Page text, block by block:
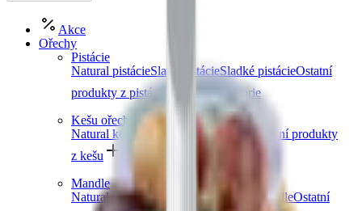
Akce
Ořechy
Pistácie
Natural pistácieSlané pistácieSladké pistácieOstatní
produkty z pistácií
Další kategorie
Kešu ořechy
Natural kešu
Sladké kešu
Ostatní produkty
z kešu
Další kategorie
Mandle
Natural mandleSlané mandle Sladké mandleOstatní